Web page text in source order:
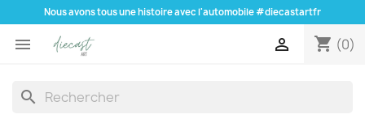
Nous avons tous une histoire avec l'automobile #diecastartfr
 shopping_cart (0)

search